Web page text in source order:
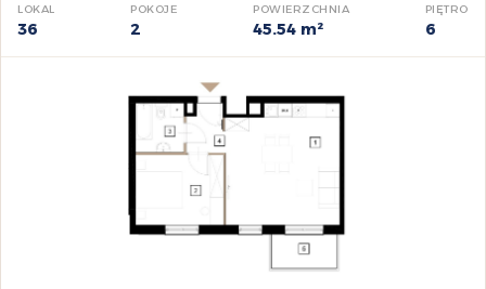
LOKAL
36
POKOJE
2
POWIERZCHNIA
45.54 m²
PIĘTRO
6